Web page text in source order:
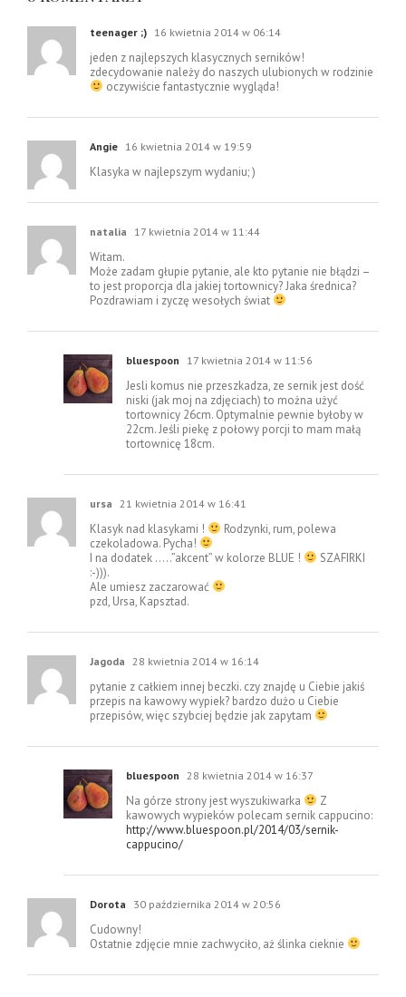
teenager ;) 16 kwietnia 2014 w 06:14
jeden z najlepszych klasycznych serników!
zdecydowanie należy do naszych ulubionych w rodzinie
oczywiście fantastycznie wygląda!
Angie 16 kwietnia 2014 w 19:59
Klasyka w najlepszym wydaniu; )
natalia 17 kwietnia 2014 w 11:44
Witam.
Może zadam głupie pytanie, ale kto pytanie nie błądzi –
to jest proporcja dla jakiej tortownicy? Jaka średnica?
Pozdrawiam i zyczę wesołych świat
bluespoon 17 kwietnia 2014 w 11:56
Jesli komus nie przeszkadza, ze sernik jest dość
niski (jak moj na zdjęciach) to można użyć
tortownicy 26cm. Optymalnie pewnie byłoby w
22cm. Jeśli piekę z połowy porcji to mam małą
tortownicę 18cm.
ursa 21 kwietnia 2014 w 16:41
Klasyk nad klasykami !
Rodzynki, rum, polewa
czekoladowa. Pycha!
I na dodatek …..”akcent” w kolorze BLUE !
SZAFIRKI
:-))).
Ale umiesz zaczarować
pzd, Ursa, Kapsztad.
Jagoda 28 kwietnia 2014 w 16:14
pytanie z całkiem innej beczki. czy znajdę u Ciebie jakiś
przepis na kawowy wypiek? bardzo dużo u Ciebie
przepisów, więc szybciej będzie jak zapytam
bluespoon 28 kwietnia 2014 w 16:37
Na górze strony jest wyszukiwarka
Z
kawowych wypieków polecam sernik cappucino:
http://www.bluespoon.pl/2014/03/sernik-
cappucino/
Dorota 30 października 2014 w 20:56
Cudowny!
Ostatnie zdjęcie mnie zachwyciło, aż ślinka cieknie